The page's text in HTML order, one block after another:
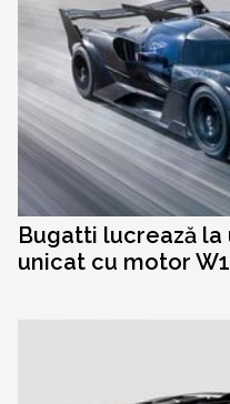
Bugatti lucrează la
unicat cu motor